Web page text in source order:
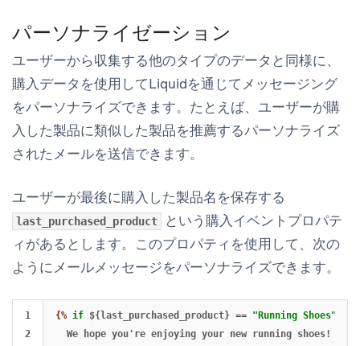
パーソナライゼーション
ユーザーから収集する他のタイプのデータと同様に、
購入データを使用してLiquidを通じてメッセージング
をパーソナライズできます。たとえば、ユーザーが購
入した製品に類似した製品を推薦するパーソナライズ
されたメールを送信できます。
ユーザーが最後に購入した製品名を保存する
last_purchased_product
という購入イベントプロパテ
ィがあるとします。このプロパティを使用して、次の
ようにメールメッセージをパーソナライズできます。
1
2
{% if ${last_purchased_product} == "Running Shoes"